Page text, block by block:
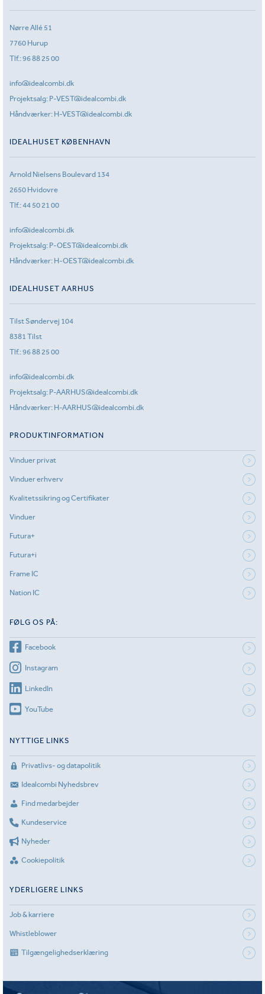
Nørre Allé 51
7760 Hurup
Tlf.:96 88 25 00
info@idealcombi.dk
Projektsalg: P-VEST@idealcombi.dk
Håndværker: H-VEST@idealcombi.dk
IDEALHUSET KØBENHAVN
Arnold Nielsens Boulevard 134
2650 Hvidovre
Tlf.:44 50 21 00
info@idealcombi.dk
Projektsalg: P-OEST@idealcombi.dk
Håndværker: H-OEST@idealcombi.dk
IDEALHUSET AARHUS
Tilst Søndervej 104
8381 Tilst
Tlf.:96 88 25 00
info@idealcombi.dk
Projektsalg: P-AARHUS@idealcombi.dk
Håndværker: H-AARHUS@idealcombi.dk
PRODUKTINFORMATION
Vinduer privat
Vinduer erhverv
Kvalitetssikring og Certifikater
Vinduer
Futura+
Futura+i
Frame IC
Nation IC
FØLG OS PÅ:
Facebook
Instagram
LinkedIn
YouTube
NYTTIGE LINKS
Privatlivs- og datapolitik
Idealcombi Nyhedsbrev
Find medarbejder
Kundeservice
Nyheder
Cookiepolitik
YDERLIGERE LINKS
Job & karriere
Whistleblower
Tilgængelighedserklæring